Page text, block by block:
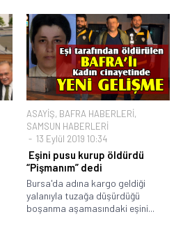
ASAYİŞ, BAFRA HABERLERİ,
SAMSUN HABERLERİ
13 Eylül 2019 10:34
Eşini pusu kurup öldürdü
“Pişmanım” dedi
Bursa'da adına kargo geldiği
yalanıyla tuzağa düşürdüğü
boşanma aşamasındaki eşini...